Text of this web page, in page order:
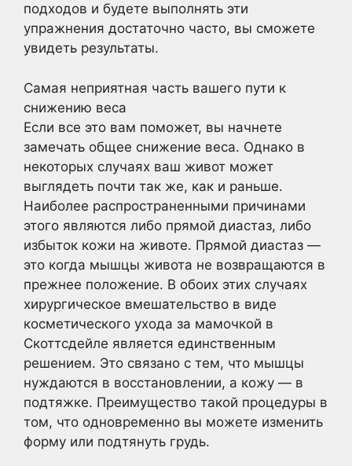
подходов и будете выполнять эти
упражнения достаточно часто, вы сможете
увидеть результаты.
Самая неприятная часть вашего пути к
снижению веса
Если все это вам поможет, вы начнете
замечать общее снижение веса. Однако в
некоторых случаях ваш живот может
выглядеть почти так же, как и раньше.
Наиболее распространенными причинами
этого являются либо прямой диастаз, либо
избыток кожи на животе. Прямой диастаз —
это когда мышцы живота не возвращаются в
прежнее положение. В обоих этих случаях
хирургическое вмешательство в виде
косметического ухода за мамочкой в
Скоттсдейле является единственным
решением. Это связано с тем, что мышцы
нуждаются в восстановлении, а кожу — в
подтяжке. Преимущество такой процедуры в
том, что одновременно вы можете изменить
форму или подтянуть грудь.